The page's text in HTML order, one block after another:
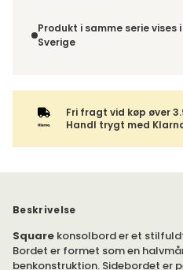
leveres til et udleveringssted
du vælger selv ved
fortrydelsesret.
Produkt i samme serie
Sverige
Fri fragt vid køp øver
Handl trygt med
Beskrivelse
Square konsolbord er et
Bordet er formet som en
benkonstruktion. Sidebordet er